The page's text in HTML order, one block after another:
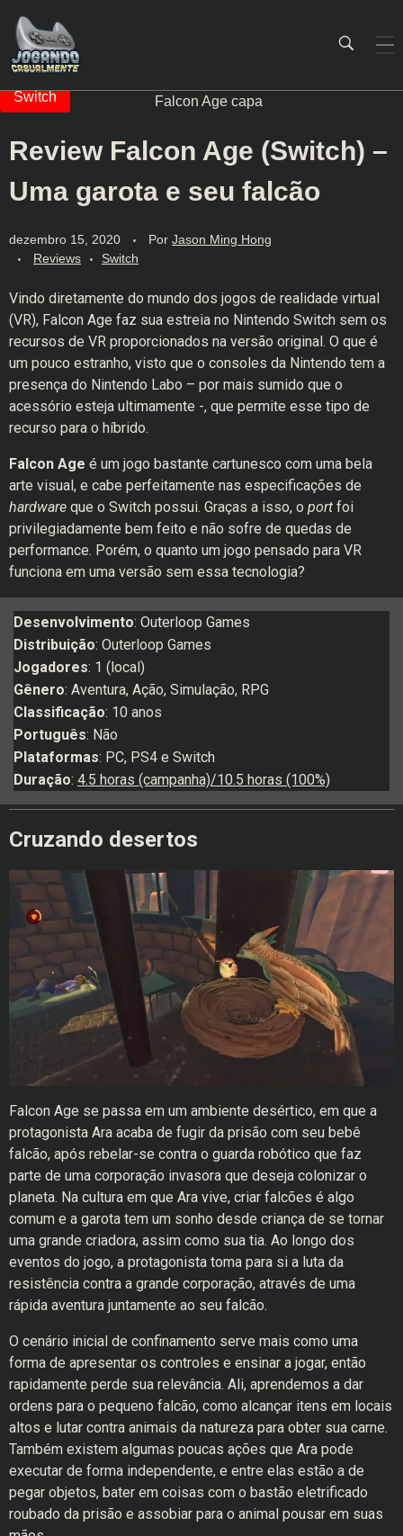
Jogando Casualmente
Conteúdo family friendly sobre games! Desde 2019 analisando jogos.
Review Falcon Age (Switch) –
Uma garota e seu falcão
dezembro 15, 2020 Por Jason Ming Hong
Reviews
Switch
Vindo diretamente do mundo dos jogos de realidade virtual
(VR), Falcon Age faz sua estreia no Nintendo Switch sem os
recursos de VR proporcionados na versão original. O que é
um pouco estranho, visto que o consoles da Nintendo tem a
presença do Nintendo Labo – por mais sumido que o
acessório esteja ultimamente -, que permite esse tipo de
recurso para o híbrido.
Falcon Age é um jogo bastante cartunesco com uma bela
arte visual, e cabe perfeitamente nas especificações de
hardware que o Switch possui. Graças a isso, o port foi
privilegiadamente bem feito e não sofre de quedas de
performance. Porém, o quanto um jogo pensado para VR
funciona em uma versão sem essa tecnologia?
Desenvolvimento: Outerloop Games
Distribuição: Outerloop Games
Jogadores: 1 (local)
Gênero: Aventura, Ação, Simulação, RPG
Classificação: 10 anos
Português: Não
Plataformas: PC, PS4 e Switch
Duração: 4.5 horas (campanha)/10.5 horas (100%)
Cruzando desertos
Falcon Age se passa em um ambiente desértico, em que a
protagonista Ara acaba de fugir da prisão com seu bebê
falcão, após rebelar-se contra o guarda robótico que faz
parte de uma corporação invasora que deseja colonizar o
planeta. Na cultura em que Ara vive, criar falcões é algo
comum e a garota tem um sonho desde criança de se tornar
uma grande criadora, assim como sua tia. Ao longo dos
eventos do jogo, a protagonista toma para si a luta da
resistência contra a grande corporação, através de uma
rápida aventura juntamente ao seu falcão.
O cenário inicial de confinamento serve mais como uma
forma de apresentar os controles e ensinar a jogar, então
rapidamente perde sua relevância. Ali, aprendemos a dar
ordens para o pequeno falcão, como alcançar itens em locais
altos e lutar contra animais da natureza para obter sua carne.
Também existem algumas poucas ações que Ara pode
executar de forma independente, e entre elas estão a de
pegar objetos, bater em coisas com o bastão eletrificado
roubado da prisão e assobiar para o animal pousar em suas